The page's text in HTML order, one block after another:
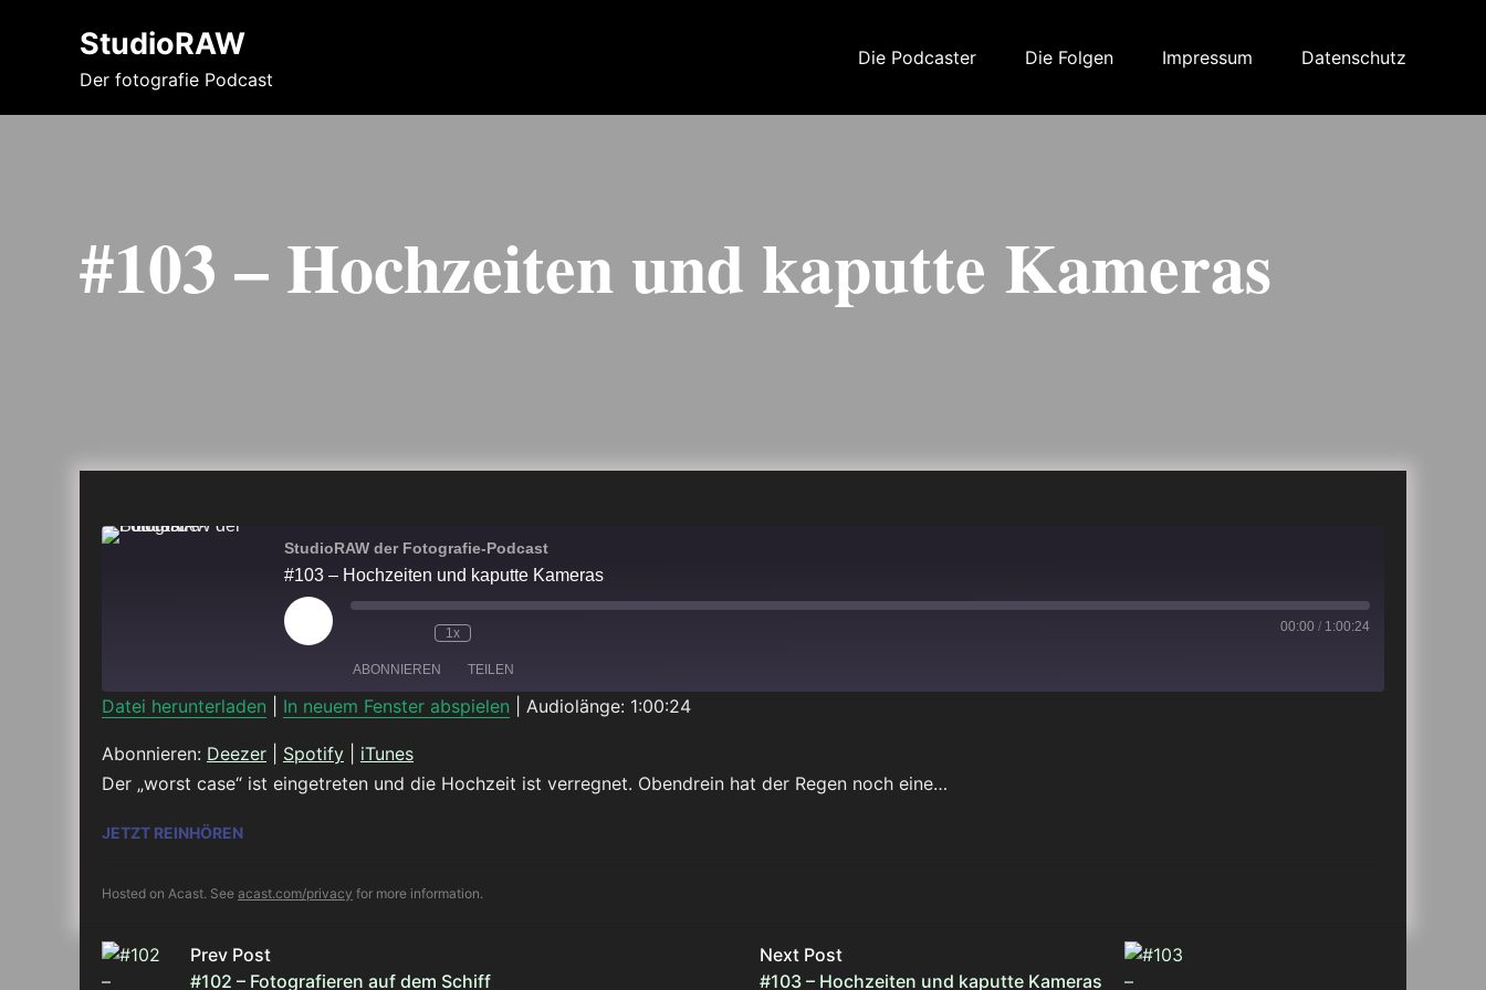
StudioRAW
Der fotografie Podcast
Die Podcaster Die Folgen Impressum Datenschutz
#103 – Hochzeiten und kaputte Kameras
StudioRAW der Fotografie-Podcast
#103 – Hochzeiten und kaputte Kameras
Play
Episode
1x 00:00 / 1:00:24
ABONNIEREN TEILEN
RSS FEED
LINK
EMBED
Datei herunterladen In neuem Fenster abspielen Audiolänge: 1:00:24
Abonnieren: Deezer Spotify
iTunes
Der „worst case“ ist eingetreten und die Hochzeit ist verregnet. Obendrein hat der Regen noch eine…
JETZT REINHÖREN#103 – HOCHZEITEN UND KAPUTTE KAMERAS
Hosted on Acast. See acast.com/privacy for more information.
Prev Post
#102 – Fotografieren auf dem Schiff
Next Post
#103 – Hochzeiten und kaputte Kameras